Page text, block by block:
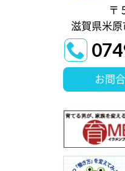
〒
滋賀県米原
お問